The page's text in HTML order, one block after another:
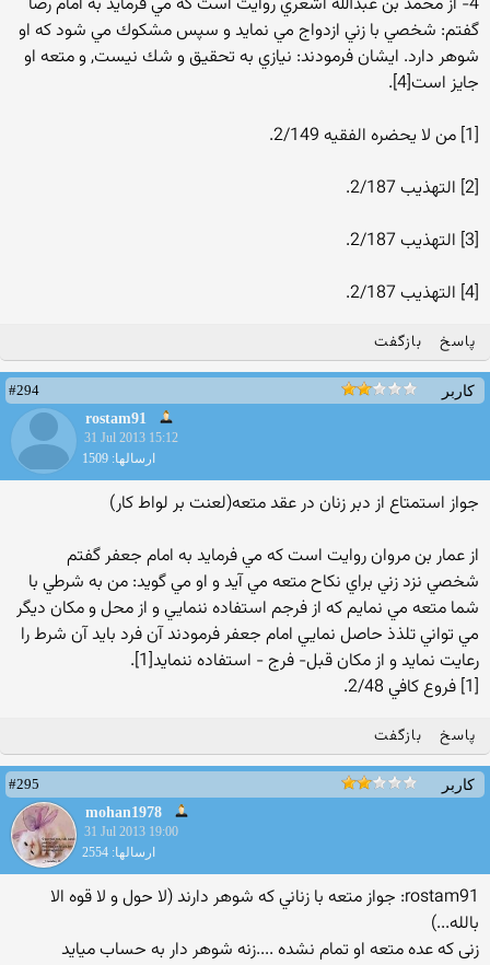
گفتم: شخصي با زني ازدواج مي نمايد و سپس مشكوك مي شود كه او
شوهر دارد. ايشان فرمودند: نيازي به تحقيق و شك نيست, و متعه او
جايز است[4].
[1] من لا يحضره الفقيه 2/149.
[2] التهذيب 2/187.
[3] التهذيب 2/187.
[4] التهذيب 2/187.
پاسخ بازگفت
کاربر
#294
rostam91
31 Jul 2013 15:12
ارسالها: 1509
جواز استمتاع از دبر زنان در عقد متعه(لعنت بر لواط کار)
از عمار بن مروان روايت است كه مي فرمايد به امام جعفر گفتم
شخصي نزد زني براي نكاح متعه مي آيد و او مي گويد: من به شرطي با
شما متعه مي نمايم كه از فرجم استفاده ننمايي و از محل و مكان ديگر
مي تواني تلذذ حاصل نمايي امام جعفر فرمودند آن فرد بايد آن شرط را
رعايت نمايد و از مكان قبل- فرج - استفاده ننمايد[1].
[1] فروع كافي 2/48.
پاسخ بازگفت
کاربر
#295
mohan1978
31 Jul 2013 19:00
ارسالها: 2554
rostam91: جواز متعه با زناني كه شوهر دارند (لا حول و لا قوه الا
بالله...)
زنی که عده متعه او تمام نشده ....زنه شوهر دار به حساب میاید